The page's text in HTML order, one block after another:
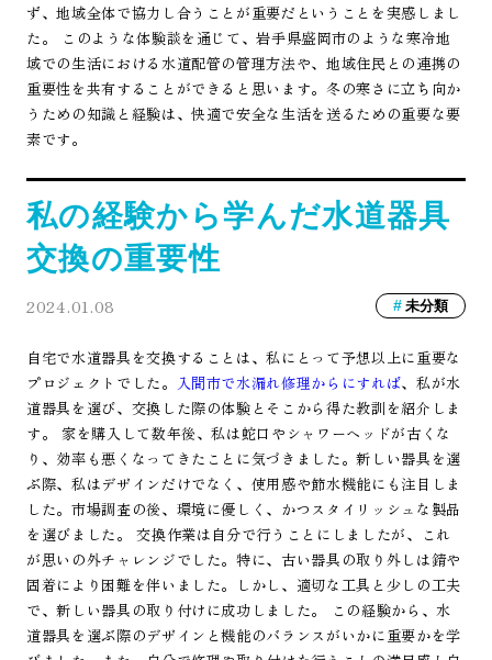
ず、地域全体で協力し合うことが重要だということを実感しまし
た。 このような体験談を通じて、岩手県盛岡市のような寒冷地
域での生活における水道配管の管理方法や、地域住民との連携の
重要性を共有することができると思います。冬の寒さに立ち向か
うための知識と経験は、快適で安全な生活を送るための重要な要
素です。
私の経験から学んだ水道器具
交換の重要性
2024.01.08 未分類
自宅で水道器具を交換することは、私にとって予想以上に重要な
プロジェクトでした。 入間市で水漏れ修理からにすれば、私が水
道器具を選び、交換した際の体験とそこから得た教訓を紹介しま
す。 家を購入して数年後、私は蛇口やシャワーヘッドが古くな
り、効率も悪くなってきたことに気づきました。新しい器具を選
ぶ際、私はデザインだけでなく、使用感や節水機能にも注目しま
した。市場調査の後、環境に優しく、かつスタイリッシュな製品
を選びました。 交換作業は自分で行うことにしましたが、これ
が思いの外チャレンジでした。特に、古い器具の取り外しは錆や
固着により困難を伴いました。しかし、適切な工具と少しの工夫
で、新しい器具の取り付けに成功しました。 この経験から、水
道器具を選ぶ際のデザインと機能のバランスがいかに重要かを学